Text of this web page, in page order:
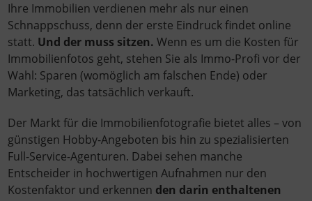
Ihre Immobilien verdienen mehr als nur einen
Schnappschuss, denn der erste Eindruck findet online
statt. Und der muss sitzen. Wenn es um die Kosten für
Immobilienfotos geht, stehen Sie als Immo-Profi vor der
Wahl: Sparen (womöglich am falschen Ende) oder
Marketing, das tatsächlich verkauft.
Der Markt für die Immobilienfotografie bietet alles – von
günstigen Hobby-Angeboten bis hin zu spezialisierten
Full-Service-Agenturen. Dabei sehen manche
Entscheider in hochwertigen Aufnahmen nur den
Kostenfaktor und erkennen den darin enthaltenen